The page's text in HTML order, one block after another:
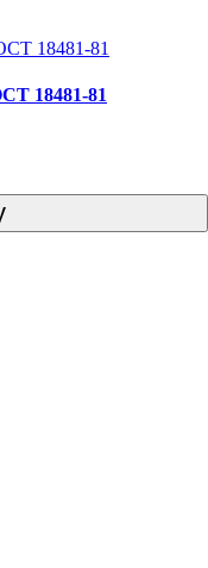
18481-81